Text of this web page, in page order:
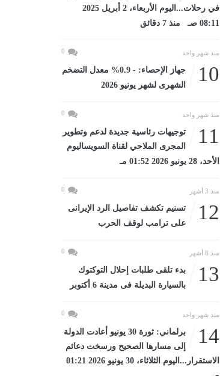
في رحلات...اليوم الأربعاء، 2 أبريل 2025
08:11 صـ منذ 7 دقائق
منذ شهر واحد 0
10
جهاز الإحصاء: - 0.9% معدل التضخم
الشهرى لشهر يونيو 2026
منذ شهر واحد 0
11
توجيهات رئاسية جديدة لدعم وتطوير
المجرى الملاحي لقناة السويساليوم
الأحد، 28 يونيو 2026 01:52 مـ
منذ 3 أشهر 0
12
تسنيم تكشف تفاصيل الرد الإيرانى
على ترامب لوقف الحرب
منذ 8 أشهر 0
13
بدء تلقى طلبات إحلال التوكتوك
بالسيارة البديلة فى مدينة 6 أكتوبر
منذ شهر واحد 0
14
برلماني: ثورة 30 يونيو أعادت الدولة
إلى مسارها الصحيح ورسخت دعائم
الاستقرار...اليوم الثلاثاء، 30 يونيو 2026 01:21